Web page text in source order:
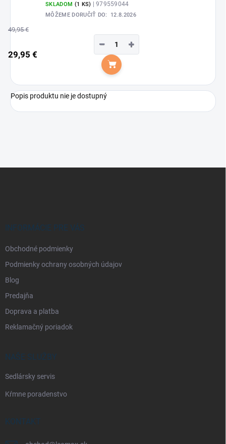
SKLADOM (1 KS) | 979559044
MÔŽEME DORUČIŤ DO: 12.8.2026
49,95 €
29,95 €
+
−
Do košíka
Popis produktu nie je dostupný
INFORMÁCIE PRE VÁS
Obchodné podmienky
Podmienky ochrany osobných údajov
Blog
Predajňa
Doprava a platba
Reklamačný poriadok
NAŠE SLUŽBY
Sedlársky servis
Kŕmne poradenstvo
KONTAKT